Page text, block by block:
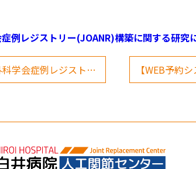
例レジストリー(JOANR)構築に関する研究
日本整形外科学会症例レジストリー(JOANR)構築に関する研究について